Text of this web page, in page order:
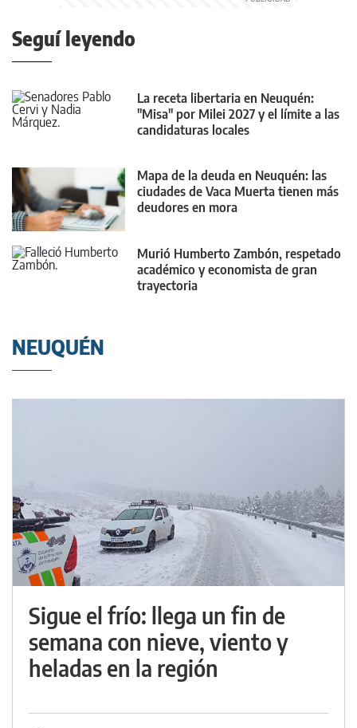
Seguí leyendo
La receta libertaria en Neuquén:
"Misa" por Milei 2027 y el límite a las
candidaturas locales
Mapa de la deuda en Neuquén: las
ciudades de Vaca Muerta tienen más
deudores en mora
Murió Humberto Zambón, respetado
académico y economista de gran
trayectoria
NEUQUÉN
Sigue el frío: llega un fin de
semana con nieve, viento y
heladas en la región